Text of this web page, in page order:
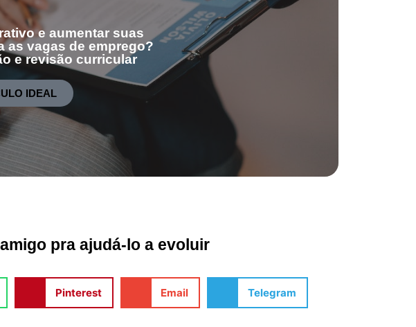
e aumentar suas
as vagas de emprego?
e revisão curricular
IDEAL
pra ajudá-lo a evoluir
Pinterest Email Telegram